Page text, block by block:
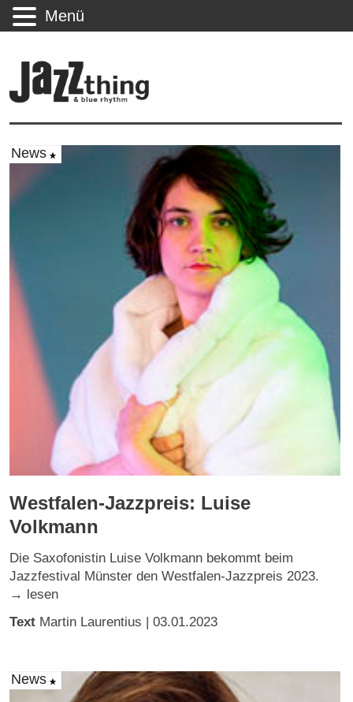
News
Westfalen-Jazzpreis: Luise
Volkmann
Die Saxofonistin Luise Volkmann bekommt beim
Jazzfestival Münster den Westfalen-Jazzpreis 2023.
→ lesen
Text Martin Laurentius | 03.01.2023
News
Menü